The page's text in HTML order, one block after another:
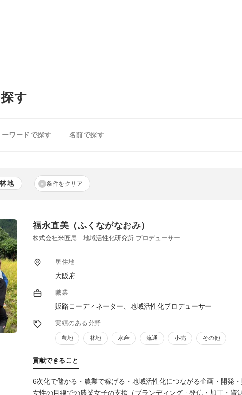
す
ーワードで探す 名前で探す
林地 × 条件をクリア
福永直美（ふくながなおみ）
株式会社米匠庵 地域活性化研究所 プロデューサー
居住地
大阪府
職業
販路コーディネーター、地域活性化プロデューサー
実績のある分野
農地 林地 水産 流通 小売 その他
貢献できること
6次化で儲かる・農業で稼げる・地域活性化につながる企画・開発
女性の目線での農業女子の支援（ブランディング・発信・加工・資